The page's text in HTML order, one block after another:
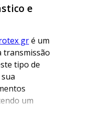
e
gré um
transmissão
tipo de
um
mecânicos. a